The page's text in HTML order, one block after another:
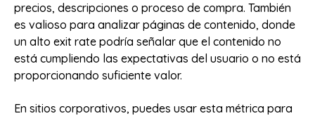
precios, descripciones o proceso de compra. También
es valioso para analizar páginas de contenido, donde
un alto exit rate podría señalar que el contenido no
está cumpliendo las expectativas del usuario o no está
proporcionando suficiente valor.
En sitios corporativos, puedes usar esta métrica para